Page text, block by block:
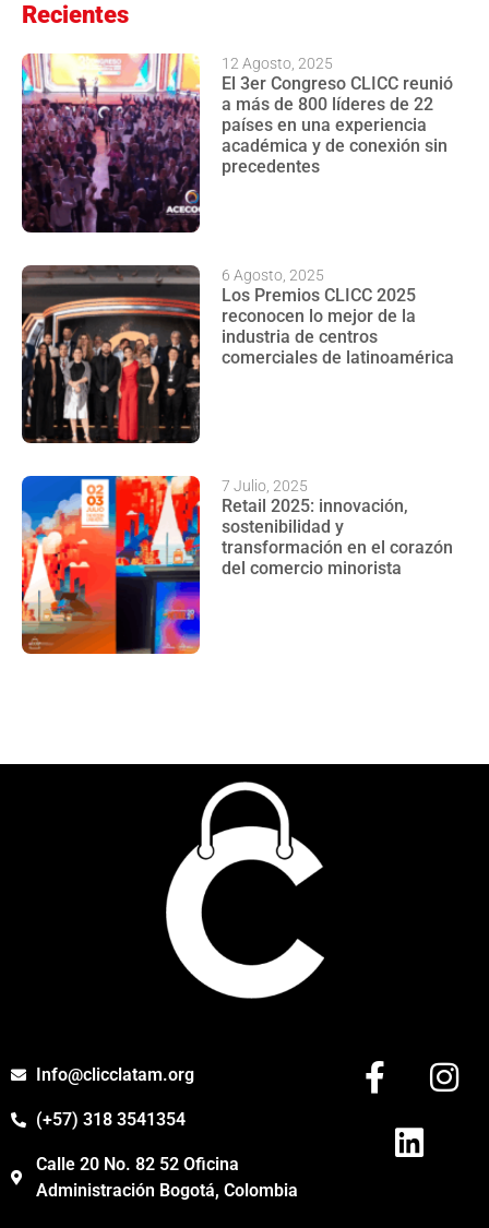
Recientes
El 3er Congreso CLICC reunió
a más de 800 líderes de 22
países en una experiencia
académica y de conexión sin
precedentes
12 Agosto, 2025
Los Premios CLICC 2025
reconocen lo mejor de la
industria de centros
comerciales de latinoamérica
6 Agosto, 2025
Retail 2025: innovación,
sostenibilidad y
transformación en el corazón
del comercio minorista
7 Julio, 2025
Info@clicclatam.org
(+57) 318 3541354
Calle 20 No. 82 52 Oficina
Administración Bogotá, Colombia